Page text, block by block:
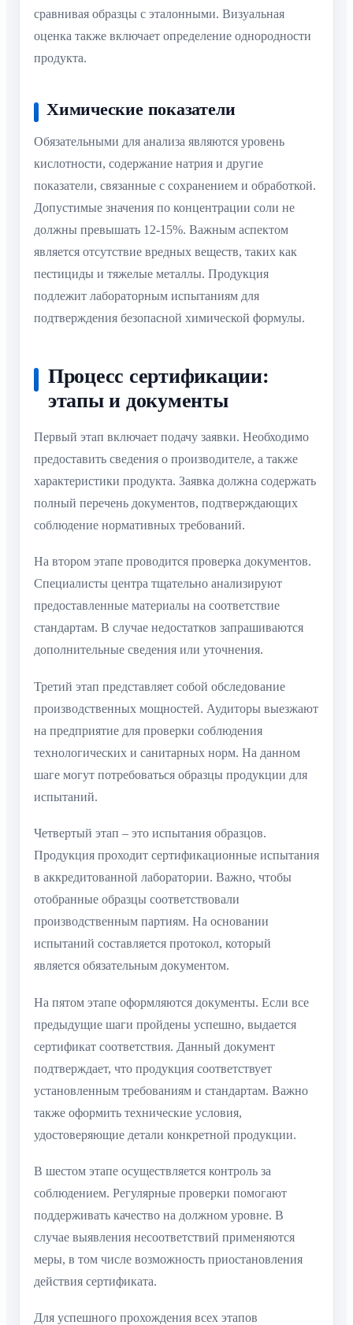
сравнивая образцы с эталонными. Визуальная
оценка также включает определение однородности
продукта.
Химические показатели
Обязательными для анализа являются уровень
кислотности, содержание натрия и другие
показатели, связанные с сохранением и обработкой.
Допустимые значения по концентрации соли не
должны превышать 12-15%. Важным аспектом
является отсутствие вредных веществ, таких как
пестициды и тяжелые металлы. Продукция
подлежит лабораторным испытаниям для
подтверждения безопасной химической формулы.
Процесс сертификации:
этапы и документы
Первый этап включает подачу заявки. Необходимо
предоставить сведения о производителе, а также
характеристики продукта. Заявка должна содержать
полный перечень документов, подтверждающих
соблюдение нормативных требований.
На втором этапе проводится проверка документов.
Специалисты центра тщательно анализируют
предоставленные материалы на соответствие
стандартам. В случае недостатков запрашиваются
дополнительные сведения или уточнения.
Третий этап представляет собой обследование
производственных мощностей. Аудиторы выезжают
на предприятие для проверки соблюдения
технологических и санитарных норм. На данном
шаге могут потребоваться образцы продукции для
испытаний.
Четвертый этап – это испытания образцов.
Продукция проходит сертификационные испытания
в аккредитованной лаборатории. Важно, чтобы
отобранные образцы соответствовали
производственным партиям. На основании
испытаний составляется протокол, который
является обязательным документом.
На пятом этапе оформляются документы. Если все
предыдущие шаги пройдены успешно, выдается
сертификат соответствия. Данный документ
подтверждает, что продукция соответствует
установленным требованиям и стандартам. Важно
также оформить технические условия,
удостоверяющие детали конкретной продукции.
В шестом этапе осуществляется контроль за
соблюдением. Регулярные проверки помогают
поддерживать качество на должном уровне. В
случае выявления несоответствий применяются
меры, в том числе возможность приостановления
действия сертификата.
Для успешного прохождения всех этапов